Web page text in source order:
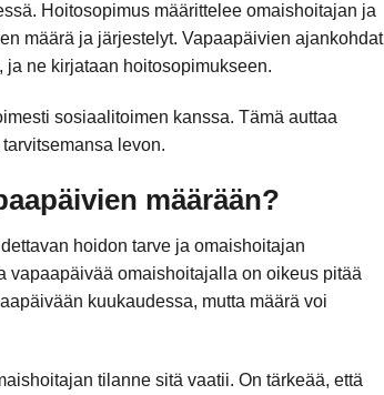
Hoitosopimus määrittelee omaishoitajan ja
määrä ja järjestelyt. Vapaapäivien ajankohdat
ne kirjataan hoitosopimukseen.
sosiaalitoimen kanssa. Tämä auttaa
levon.
määrään?
hoidon tarve ja omaishoitajan
vapaapäivää omaishoitajalla on oikeus pitää
kuukaudessa, mutta määrä voi
tilanne sitä vaatii. On tärkeää, että